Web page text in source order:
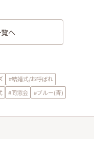
へ
#結婚式/お呼ばれ
#同窓会 #ブルー(青)